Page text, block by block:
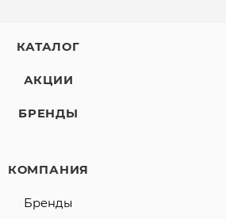
КАТАЛОГ
АКЦИИ
БРЕНДЫ
КОМПАНИЯ
Бренды